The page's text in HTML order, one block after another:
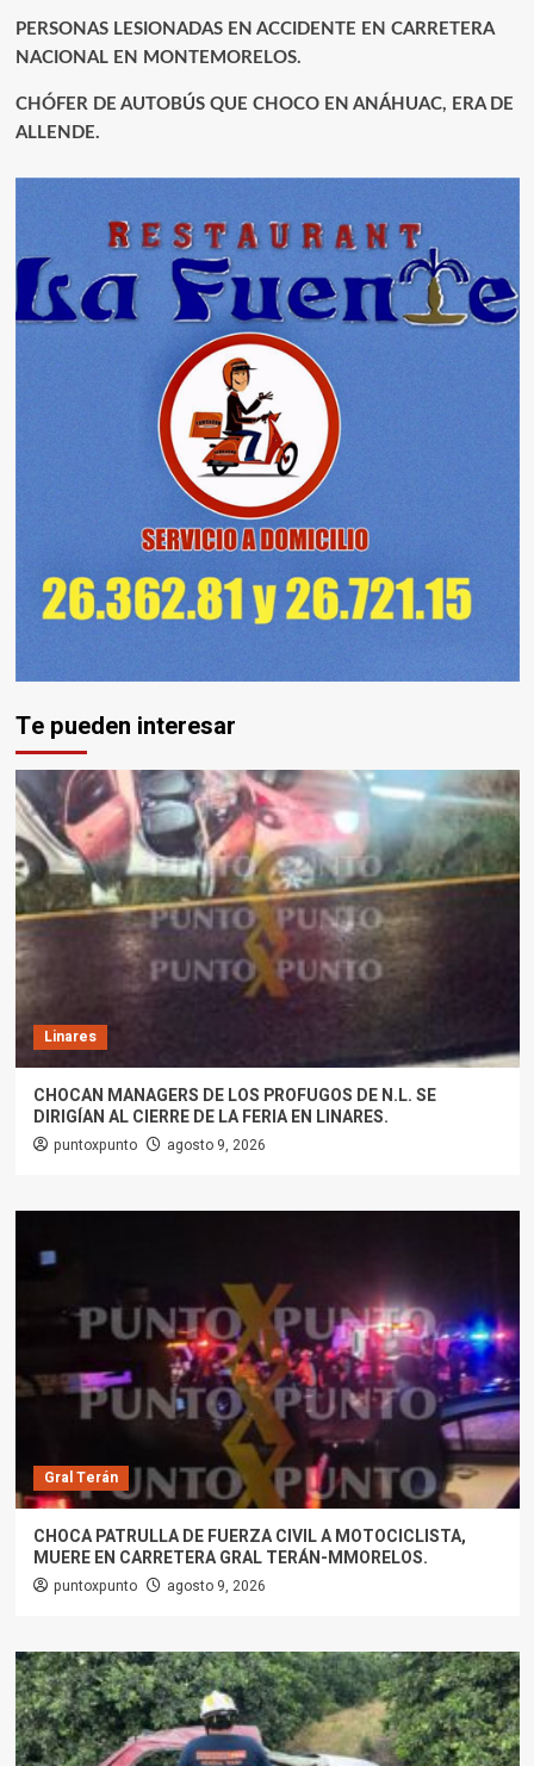
PERSONAS LESIONADAS EN ACCIDENTE EN CARRETERA
NACIONAL EN MONTEMORELOS.
CHÓFER DE AUTOBÚS QUE CHOCO EN ANÁHUAC, ERA DE
ALLENDE.
Te pueden interesar
Linares
CHOCAN MANAGERS DE LOS PROFUGOS DE N.L. SE
DIRIGÍAN AL CIERRE DE LA FERIA EN LINARES.
puntoxpunto agosto 9, 2026
Gral Terán
CHOCA PATRULLA DE FUERZA CIVIL A MOTOCICLISTA,
MUERE EN CARRETERA GRAL TERÁN-MMORELOS.
puntoxpunto agosto 9, 2026